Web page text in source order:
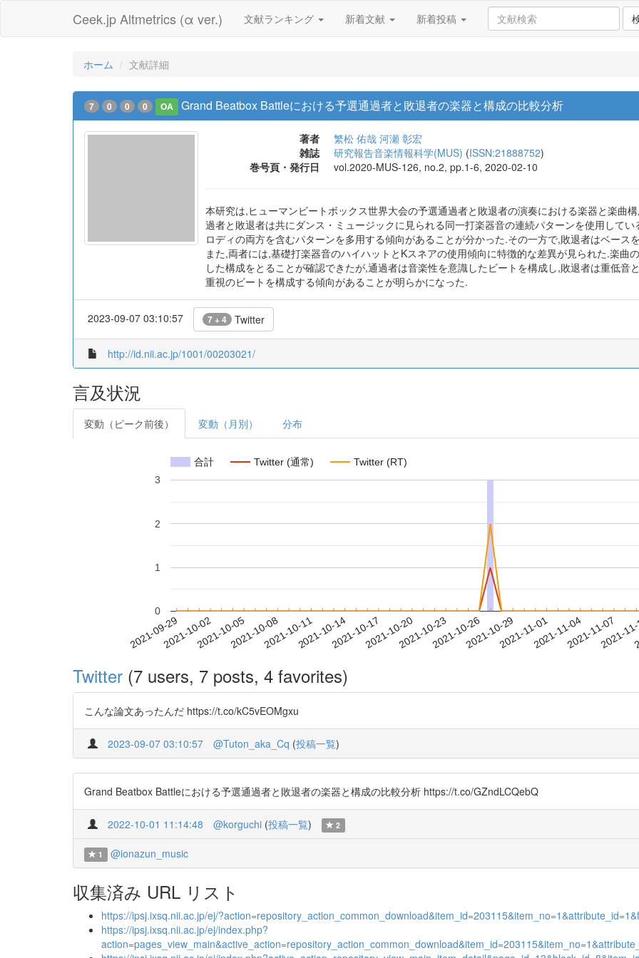
Ceek.jp Altmetrics (α ver.) 文献ランキング 新着文献 新着投稿
ホーム 文献詳細
7 0 0 0 OA Grand Beatbox Battleにおける予選通過者と敗退者の楽器と構成の比較分析
著者 繁松 佑哉 河瀬 彰宏
雑誌
研究報告音楽情報科学(MUS) (ISSN:21888752)
巻号頁・発行日
vol.2020-MUS-126, no.2, pp.1-6, 2020-02-10
本研究は,ヒューマンビートボックス世界大会の予選通過者と敗退者の演奏における楽器と楽曲
過者と敗退者は共にダンス・ミュージックに見られる同一打楽器音の連続パターンを使用して
ロディの両方を含むパターンを多用する傾向があることが分かった.その一方で,敗退者はベース
また,両者には,基礎打楽器音のハイハットとKスネアの使用傾向に特徴的な差異が見られた.楽曲
した構成をとることが確認できたが,通過者は音楽性を意識したビートを構成し,敗退者は重低
重視のビートを構成する傾向があることが明らかになった.
2023-09-07 03:10:57 7 + 4 Twitter
http://id.nii.ac.jp/1001/00203021/
言及状況
変動（ピーク前後） 変動（月別） 分布
合計 Twitter (通常) Twitter (RT)
2021-09-292021-10-022021-10-052021-10-082021-10-112021-10-142021-10-172021-10-202021-10-232021-10-262021-10-292021-11-012021-11-042021-11-07
2021-
0
1
2
3
Twitter (7 users, 7 posts, 4 favorites)
こんな論文あったんだ https://t.co/kC5vEOMgxu
2023-09-07 03:10:57 @Tuton_aka_Cq (投稿一覧)
Grand Beatbox Battleにおける予選通過者と敗退者の楽器と構成の比較分析 https://t.co/GZndLCQebQ
2022-10-01 11:14:48 @korguchi (投稿一覧) 2
1 @ionazun_music
収集済み URL リスト
https://ipsj.ixsq.nii.ac.jp/ej/
https://ipsj.ixsq.nii.ac.jp/ej/index.php?